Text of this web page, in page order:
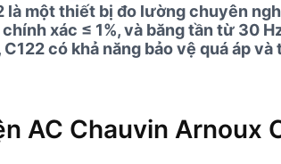
là một thiết bị đo lường chuyên
xác ≤ 1%, và băng tần từ 30
có khả năng bảo vệ quá áp
AC Chauvin Arnoux